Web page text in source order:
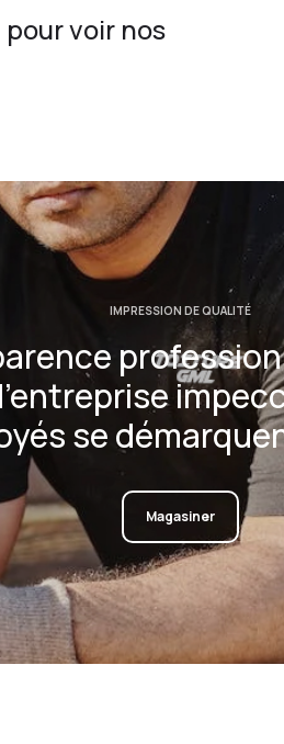
pour voir nos
IMPRESSION DE QUALITÉ
se
Magasiner